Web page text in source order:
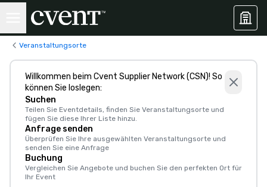
Veranstaltungsorte
Willkommen beim Cvent Supplier Network (CSN)! So
können Sie loslegen:
Suchen
Teilen Sie Eventdetails, finden Sie Veranstaltungsorte und
fügen Sie diese Ihrer Liste hinzu.
Anfrage senden
Überprüfen Sie Ihre ausgewählten Veranstaltungsorte und
senden Sie eine Anfrage
Buchung
Vergleichen Sie Angebote und buchen Sie den perfekten Ort für
Ihr Event